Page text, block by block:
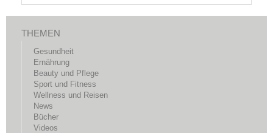
THEMEN
Gesundheit
Ernährung
Beauty und Pflege
Sport und Fitness
Wellness und Reisen
News
Bücher
Videos